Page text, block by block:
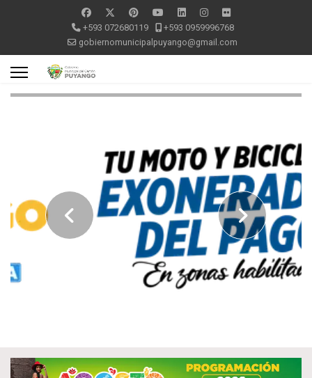
+593 072680119
+593 0959996768
gobiernomunicipalpuyango@gmail.com